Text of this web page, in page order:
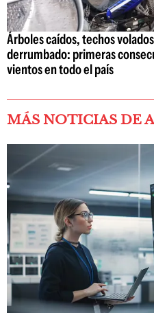
Árboles caídos, techos
derrumbado: primeras
vientos en todo el país
MÁS NOTICIAS DE